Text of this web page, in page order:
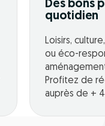
Des bons
quotidien
Loisirs,
ou éco-
Profitez de
auprès de +